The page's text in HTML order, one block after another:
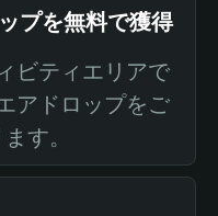
プを無料で獲得
ビティエリアで
アドロップをご
す。